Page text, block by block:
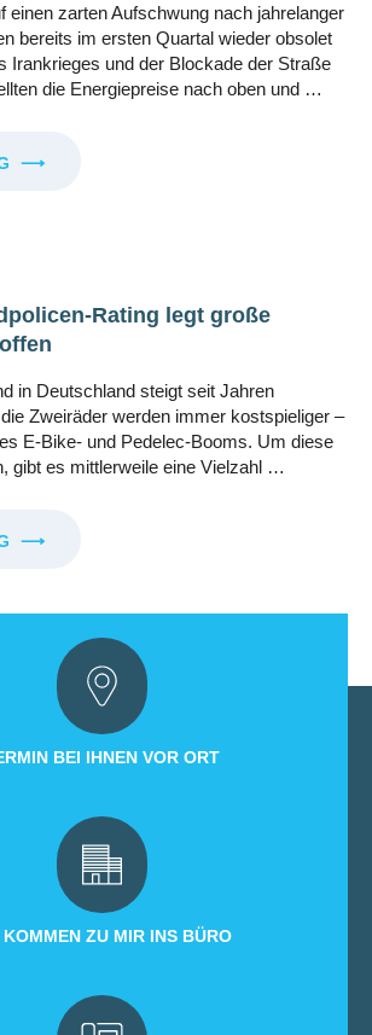
einen zarten Aufschwung nach jahrelanger
bereits im ersten Quartal wieder obsolet
Irankrieges und der Blockade der Straße
die Energiepreise nach oben und …
⟶
Rating legt große
in Deutschland steigt seit Jahren
Zweiräder werden immer kostspieliger –
E-Bike- und Pedelec-Booms. Um diese
gibt es mittlerweile eine Vielzahl …
⟶
BEI IHNEN VOR ORT
KOMMEN ZU MIR INS BÜRO